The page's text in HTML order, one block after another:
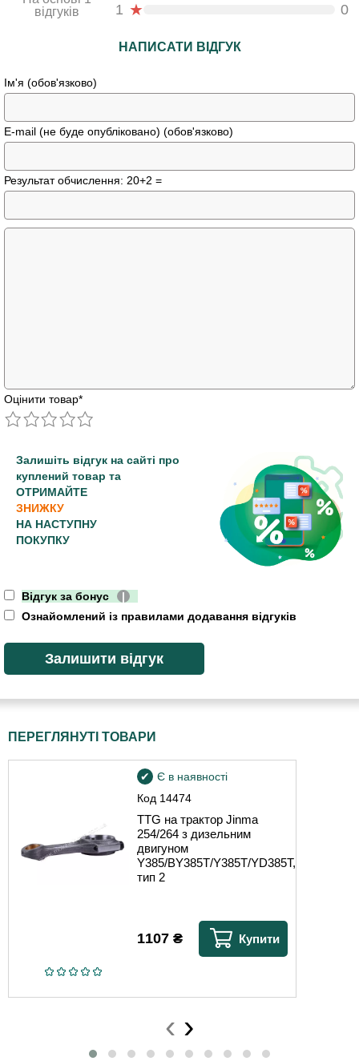
відгуків
1 ★ 0
НАПИСАТИ ВІДГУК
Ім'я (обов'язково)
E-mail (не буде опубліковано) (обов'язково)
Результат обчислення: 20+2 =
Оцінити товар*
Залишіть відгук на сайті про
куплений товар та
ОТРИМАЙТЕ
ЗНИЖКУ
НА НАСТУПНУ
ПОКУПКУ
Відгук за бонус
|
Ознайомлений із правилами додавання відгуків
ПЕРЕГЛЯНУТІ ТОВАРИ
Код 14474
Є в наявності
TTG на трактор Jinma
254/264 з дизельним
двигуном
Y385/BY385T/Y385T/YD385T,
тип 2
1107 ₴ Купити
‹ ›